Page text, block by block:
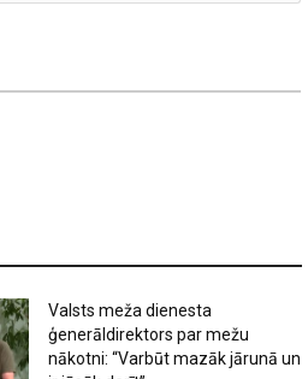
Valsts meža dienesta
ģenerāldirektors par mežu
nākotni: “Varbūt mazāk jārunā un